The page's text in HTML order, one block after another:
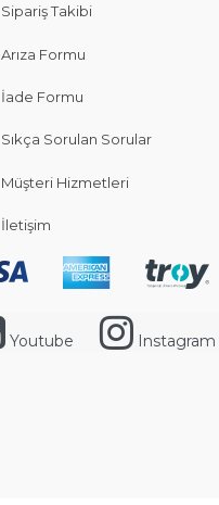
Sipariş Takibi
Arıza Formu
İade Formu
Sıkça Sorulan Sorular
Müşteri Hizmetleri
İletişim
Youtube Instagram